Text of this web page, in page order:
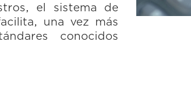
el sistema de
una vez más
conocidos